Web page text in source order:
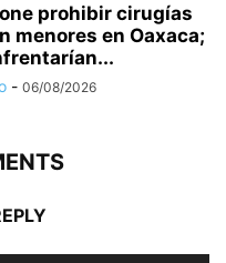
prohibir cirugías
menores en Oaxaca;
- 06/08/2026